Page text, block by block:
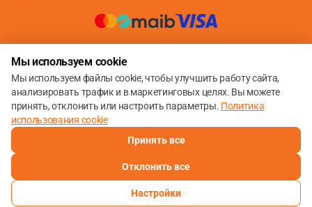
Мы используем cookie
Мы используем файлы cookie, чтобы улучшить работу сайта,
анализировать трафик и в маркетинговых целях. Вы можете
принять, отклонить или настроить параметры. Политика
использования cookie
Принять все
Отклонить все
Настройки